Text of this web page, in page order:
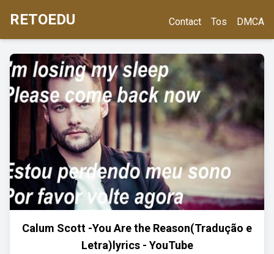
RETOEDU Contact Tos DMCA
Calum Scott -You Are the Reason(Tradução e
Letra)lyrics - YouTube